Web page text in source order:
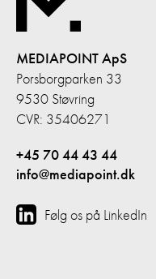
MEDIAPOINT ApS
Porsborgparken 33
9530 Støvring
CVR: 35406271
+45 70 44 43 44
info@mediapoint.dk
Følg os på LinkedIn